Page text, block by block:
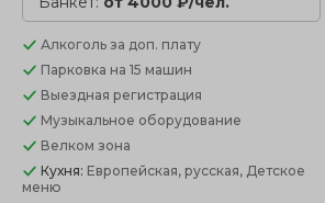
Алкоголь за доп. плату
Парковка на 15 машин
Выездная регистрация
Музыкальное оборудование
Велком зона
Кухня: Европейская, русская, Детское
меню